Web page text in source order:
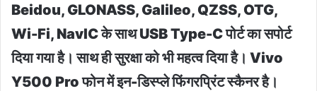
Beidou, GLONASS, Galileo, QZSS, OTG,
Wi-Fi, NavIC के साथ USB Type-C पोर्ट का सपोर्ट
दिया गया है। साथ ही सुरक्षा को भी महत्व दिया है। Vivo
Y500 Pro फोन में इन-डिस्प्ले फिंगरप्रिंट स्कैनर है।